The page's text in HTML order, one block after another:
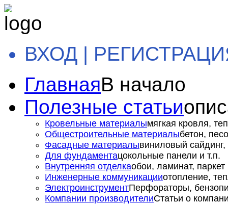
ВХОД |
ГлавнаяВ начало
Полезные статьи
Кровельные материалымягкая кровля,
Общестроительные материалыбетон,
Фасадные материалывиниловый сайдинг,
Для фундаментацокольные панели и т.п.
Внутренняя отделкаобои, ламинат, паркет
Инженерные коммуникацииотопление,
ЭлектроинструментПерфораторы,
Компании производителиСтатьи о